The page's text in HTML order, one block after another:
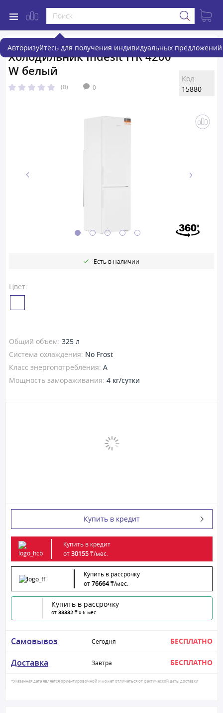
Авторизуйтесь для получения индивидуальных предложений
Холодильник Indesit ITR 4200
W белый
(0) 0
Код:
15880
Цвет:
Есть в наличии
Общий объем: 325 л
Система охлаждения: No Frost
Класс энергопотребления: A
Мощность замораживания: 4 кг/сутки
Купить в кредит
Купить в кредит
от30155₸/мес.
Купить в рассрочку
от76664₸/мес.
Купить в рассрочку
от 38332 ₸ x 6 мес.
Самовывоз Сегодня БЕСПЛАТНО
Доставка Завтра БЕСПЛАТНО
*Указанная дата является ориентировочной и может отличаться от фактической даты доставки